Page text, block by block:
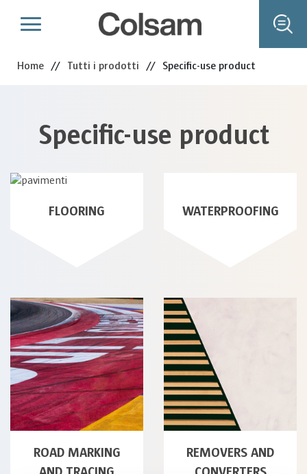
Home // Tutti i prodotti // Specific-use product
Specific-use product
FLOORING WATERPROOFING
ROAD MARKING
REMOVERS AND